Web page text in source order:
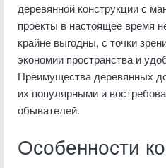
деревянной конструкции с
проекты в настоящее время
крайне выгодны, с точки
экономии пространства и
Преимущества деревянных
их популярными и
обывателей.
Особенности